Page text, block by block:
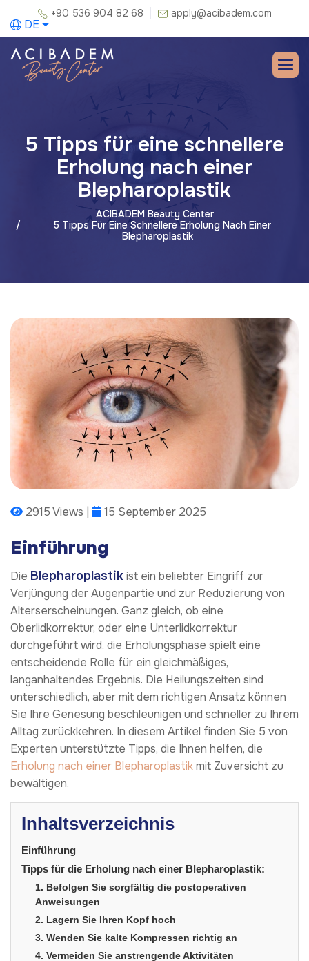
+90 536 904 82 68 apply@acibadem.com
DE
5 Tipps für eine schnellere
Erholung nach einer
Blepharoplastik
ACIBADEM Beauty Center
5 Tipps Für Eine Schnellere Erholung Nach Einer
Blepharoplastik
2915 Views | 15 September 2025
Einführung
Die Blepharoplastikist ein beliebter Eingriff zur
Verjüngung der Augenpartie und zur Reduzierung von
Alterserscheinungen. Ganz gleich, ob eine
Oberlidkorrektur, oder eine Unterlidkorrektur
durchgeführt wird, die Erholungsphase spielt eine
entscheidende Rolle für ein gleichmäßiges,
langanhaltendes Ergebnis. Die Heilungszeiten sind
unterschiedlich, aber mit dem richtigen Ansatz können
Sie Ihre Genesung beschleunigen und schneller zu Ihrem
Alltag zurückkehren. In diesem Artikel finden Sie 5 von
Experten unterstützte Tipps, die Ihnen helfen, die
Erholung nach einer Blepharoplastikmit Zuversicht zu
bewältigen.
Inhaltsverzeichnis
Einführung
Tipps für die Erholung nach einer Blepharoplastik:
1. Befolgen Sie sorgfältig die postoperativen
Anweisungen
2. Lagern Sie Ihren Kopf hoch
3. Wenden Sie kalte Kompressen richtig an
4. Vermeiden Sie anstrengende Aktivitäten